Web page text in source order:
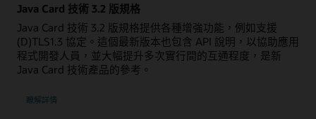
Java Card 技術 3.2 版規格
Java Card 技術 3.2 版規格提供各種增強功能，例如支援
(D)TLS1.3 協定。這個最新版本也包含 API 說明，以協助應用
程式開發人員，並大幅提升多次實行間的互通程度，是新
Java Card 技術產品的參考。
瞭解詳情